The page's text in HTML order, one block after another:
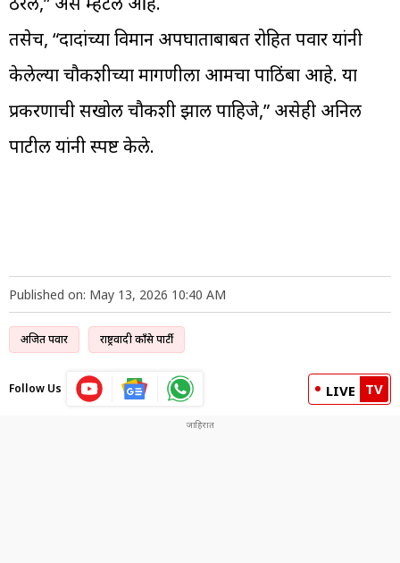
तसेच, “दादांच्या विमान अपघाताबाबत रोहित पवार यांनी
केलेल्या चौकशीच्या मागणीला आमचा पाठिंबा आहे. या
प्रकरणाची सखोल चौकशी झाली पाहिजे,” असेही अनिल
पाटील यांनी स्पष्ट केले.
Published on: May 13, 2026 10:40 AM
अजित पवार राष्ट्रवादी काँग्रेस पार्टी
Follow Us LIVE TV